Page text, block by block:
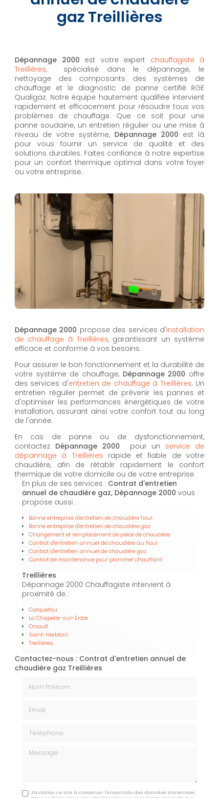
gaz Treillières
Dépannage 2000 est votre expert chauffagiste à
Treillières, spécialisé dans le dépannage, le
nettoyage des composants des systèmes de
chauffage et le diagnostic de panne certifié RGE
Qualigaz. Notre équipe hautement qualifiée intervient
rapidement et efficacement pour résoudre tous vos
problèmes de chauffage. Que ce soit pour une
panne soudaine, un entretien régulier ou une mise à
niveau de votre système, Dépannage 2000 est là
pour vous fournir un service de qualité et des
solutions durables. Faites confiance à notre expertise
pour un confort thermique optimal dans votre foyer
ou votre entreprise.
Dépannage 2000 propose des services d'installation
de chauffage à Treillières, garantissant un système
efficace et conforme à vos besoins.
Pour assurer le bon fonctionnement et la durabilité de
votre système de chauffage, Dépannage 2000 offre
des services d'entretien de chauffage à Treillières. Un
entretien régulier permet de prévenir les pannes et
d'optimiser les performances énergétiques de votre
installation, assurant ainsi votre confort tout au long
de l'année.
En cas de panne ou de dysfonctionnement,
contactez Dépannage 2000 pour un service de
dépannage à Treillières rapide et fiable de votre
chaudière, afin de rétablir rapidement le confort
thermique de votre domicile ou de votre entreprise.
En plus de ses services : Contrat d'entretien
annuel de chaudière gaz, Dépannage 2000 vous
propose aussi :
Bonne entreprise d'entretien de chaudière fioul
Bonne entreprise d'entretien de chaudière gaz
Changement et remplacement de pièce de chaudière
Contrat d'entretien annuel de chaudière au fioul
Contrat d'entretien annuel de chaudière gaz
Contrat de maintenance pour plancher chauffant
Treillières
Dépannage 2000 Chauffagiste intervient à
proximité de :
Carquefou
La Chapelle-sur-Erdre
Orvault
Saint-Herblain
Treillières
Contactez-nous : Contrat d'entretien annuel de
chaudière gaz Treillières
Message
J'autorise ce site à conserver l'ensemble des données transmises